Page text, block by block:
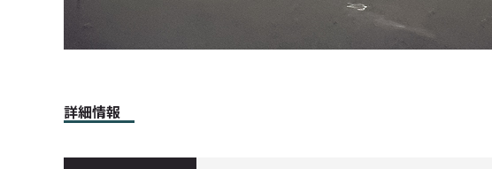
詳細情報